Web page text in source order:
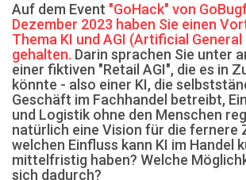
Auf dem Event "GoHack" von
Dezember 2023 haben Sie einen
Thema KI und AGI (Artificial
gehalten. Darin sprachen Sie unter
einer fiktiven "Retail AGI", die es in
könnte - also einer KI, die
Geschäft im Fachhandel betreibt,
und Logistik ohne den Menschen
natürlich eine Vision für die fernere
welchen Einfluss kann KI im Handel
mittelfristig haben? Welche
sich dadurch?